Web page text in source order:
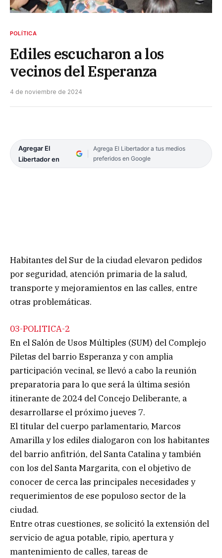
POLÍTICA
Ediles escucharon a los
vecinos del Esperanza
4 de noviembre de 2024
Agregar El
Libertador en
Agrega El Libertador a tus medios
preferidos en Google
Habitantes del Sur de la ciudad elevaron pedidos
por seguridad, atención primaria de la salud,
transporte y mejoramientos en las calles, entre
otras problemáticas.
03-POLITICA-2
En el Salón de Usos Múltiples (SUM) del Complejo
Piletas del barrio Esperanza y con amplia
participación vecinal, se llevó a cabo la reunión
preparatoria para lo que será la última sesión
itinerante de 2024 del Concejo Deliberante, a
desarrollarse el próximo jueves 7.
El titular del cuerpo parlamentario, Marcos
Amarilla y los ediles dialogaron con los habitantes
del barrio anfitrión, del Santa Catalina y también
con los del Santa Margarita, con el objetivo de
conocer de cerca las principales necesidades y
requerimientos de ese populoso sector de la
ciudad.
Entre otras cuestiones, se solicitó la extensión del
servicio de agua potable, ripio, apertura y
mantenimiento de calles, tareas de